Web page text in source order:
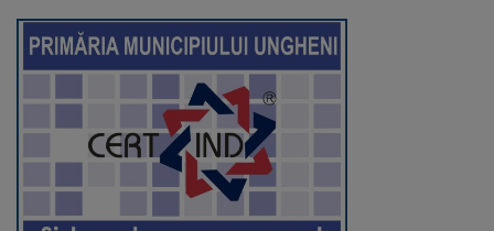
administrator
rute
Drumuri
și
străzi